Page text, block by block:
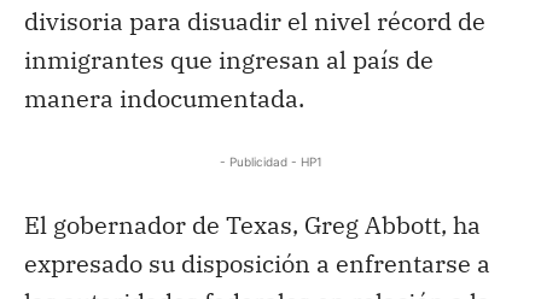
divisoria para disuadir el nivel récord de
inmigrantes que ingresan al país de
manera indocumentada.
- Publicidad - HP1
El gobernador de Texas, Greg Abbott, ha
expresado su disposición a enfrentarse a